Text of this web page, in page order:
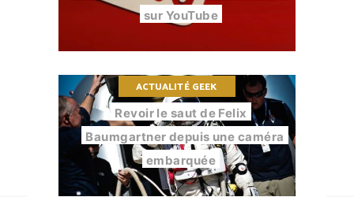
sur YouTube
ACTUALITÉ GEEK
Revoir le saut de Felix
Baumgartner depuis une caméra
embarquée